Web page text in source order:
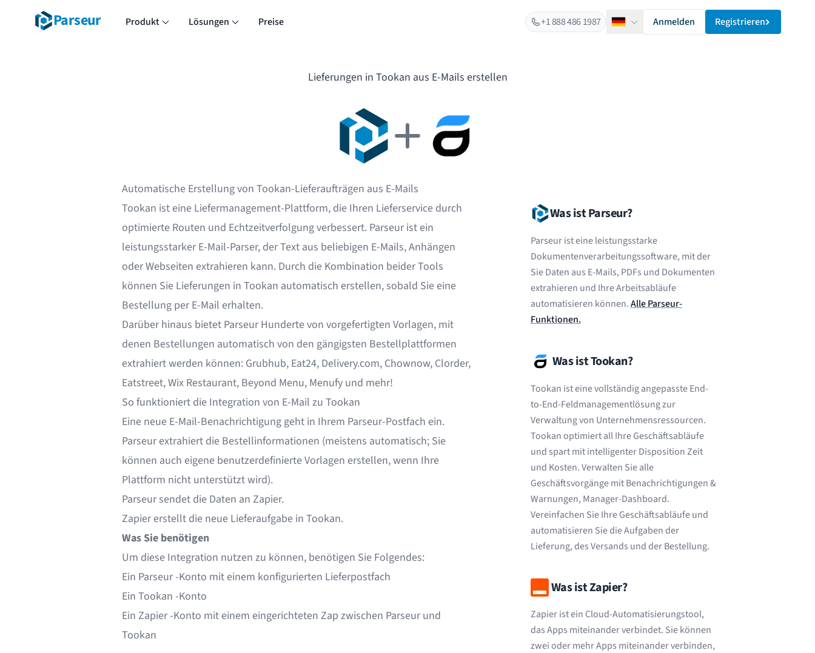
Parseur Produkt Lösungen Preise +1 888 486 1987 DeutschAnmelden Registrieren
Lieferungen in Tookan aus E-Mails erstellen
Automatische Erstellung von Tookan-Lieferaufträgen aus E-Mails
Tookan ist eine Liefermanagement-Plattform, die Ihren Lieferservice durch
optimierte Routen und Echtzeitverfolgung verbessert. Parseur ist ein
leistungsstarker E-Mail-Parser, der Text aus beliebigen E-Mails, Anhängen
oder Webseiten extrahieren kann. Durch die Kombination beider Tools
können Sie Lieferungen in Tookan automatisch erstellen, sobald Sie eine
Bestellung per E-Mail erhalten.
Darüber hinaus bietet Parseur Hunderte von vorgefertigten Vorlagen, mit
denen Bestellungen automatisch von den gängigsten Bestellplattformen
extrahiert werden können: Grubhub, Eat24, Delivery.com, Chownow, Clorder,
Eatstreet, Wix Restaurant, Beyond Menu, Menufy und mehr!
So funktioniert die Integration von E-Mail zu Tookan
Eine neue E-Mail-Benachrichtigung geht in Ihrem Parseur-Postfach ein.
Parseur extrahiert die Bestellinformationen (meistens automatisch; Sie
können auch eigene benutzerdefinierte Vorlagen erstellen, wenn Ihre
Plattform nicht unterstützt wird).
Parseur sendet die Daten an Zapier.
Zapier erstellt die neue Lieferaufgabe in Tookan.
Was Sie benötigen
Um diese Integration nutzen zu können, benötigen Sie Folgendes:
Ein Parseur-Konto mit einem konfigurierten Lieferpostfach
Ein Tookan -Konto
Ein Zapier-Konto mit einem eingerichteten Zap zwischen Parseur und
Tookan
Was ist Parseur?
Parseur ist eine leistungsstarke
Dokumentenverarbeitungssoftware, mit der
Sie Daten aus E-Mails, PDFs und Dokumenten
extrahieren und Ihre Arbeitsabläufe
automatisieren können.Alle Parseur-
Funktionen.
Was ist Tookan?
Tookan ist eine vollständig angepasste End-
to-End-Feldmanagementlösung zur
Verwaltung von Unternehmensressourcen.
Tookan optimiert all Ihre Geschäftsabläufe
und spart mit intelligenter Disposition Zeit
und Kosten. Verwalten Sie alle
Geschäftsvorgänge mit Benachrichtigungen &
Warnungen, Manager-Dashboard.
Vereinfachen Sie Ihre Geschäftsabläufe und
automatisieren Sie die Aufgaben der
Lieferung, des Versands und der Bestellung.
Was ist Zapier?
Zapier ist ein Cloud-Automatisierungstool,
das Apps miteinander verbindet. Sie können
zwei oder mehr Apps miteinander verbinden,